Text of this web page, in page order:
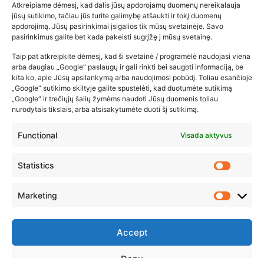
Atkreipiame dėmesį, kad dalis jūsų apdorojamų duomenų nereikalauja
jūsų sutikimo, tačiau jūs turite galimybę atšaukti ir tokį duomenų
apdorojimą. Jūsų pasirinkimai įsigalios tik mūsų svetainėje. Savo
pasirinkimus galite bet kada pakeisti sugrįžę į mūsų svetainę.
Taip pat atkreipkite dėmesį, kad ši svetainė / programėlė naudojasi viena
arba daugiau „Google“ paslaugų ir gali rinkti bei saugoti informaciją, be
kita ko, apie Jūsų apsilankymą arba naudojimosi pobūdį. Toliau esančioje
„Google“ sutikimo skiltyje galite spustelėti, kad duotumėte sutikimą
„Google“ ir trečiųjų šalių žymėms naudoti Jūsų duomenis toliau
nurodytais tikslais, arba atsisakytumėte duoti šį sutikimą.
Functional Visada aktyvus
Statistics
Marketing
Accept
Populiariausios parduotuvės
kūdikių tyrelės –…
2026-02-22